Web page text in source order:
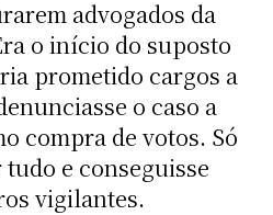
advogados da
o início do suposto
prometido cargos a
o caso a
compra de votos. Só
e conseguisse
vigilantes.